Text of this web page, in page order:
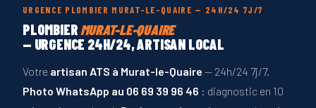
URGENCE PLOMBIER MURAT-LE-QUAIRE — 24H/24 7J/7
PLOMBIERMURAT-LE-QUAIRE
— URGENCE 24H/24, ARTISAN LOCAL
Votre artisan ATS à Murat-le-Quaire — 24h/24 7j/7.
Photo WhatsApp au 06 69 39 96 46 : diagnostic en 10